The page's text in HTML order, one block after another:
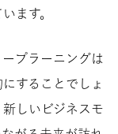
ます。
プラーニングは
することでしょ
しいビジネスモ